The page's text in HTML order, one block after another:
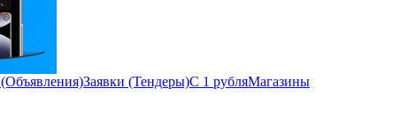
Заявки (Тендеры)С 1 рубляМагазины